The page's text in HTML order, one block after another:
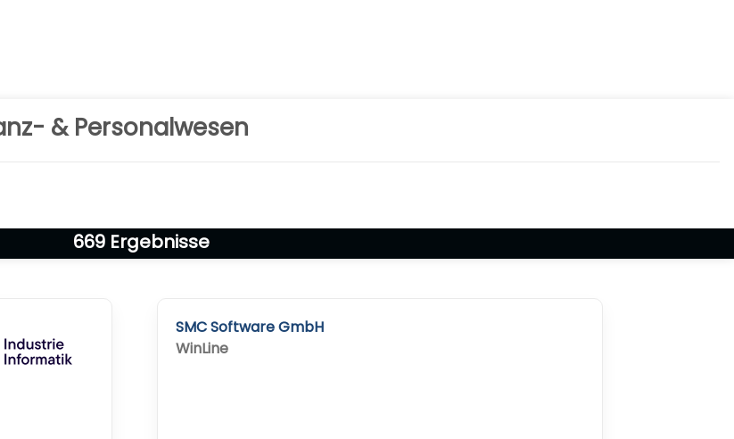
& Personalwesen
669Ergebnisse
SMC Software GmbH
WinLine